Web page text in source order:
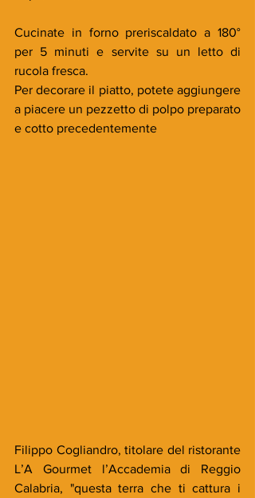
Cucinate in forno preriscaldato a 180°
per 5 minuti e servite su un letto di
rucola fresca.
Per decorare il piatto, potete aggiungere
a piacere un pezzetto di polpo preparato
e cotto precedentemente
Filippo Cogliandro, titolare del ristorante
L’A Gourmet l’Accademia di Reggio
Calabria, "questa terra che ti cattura i